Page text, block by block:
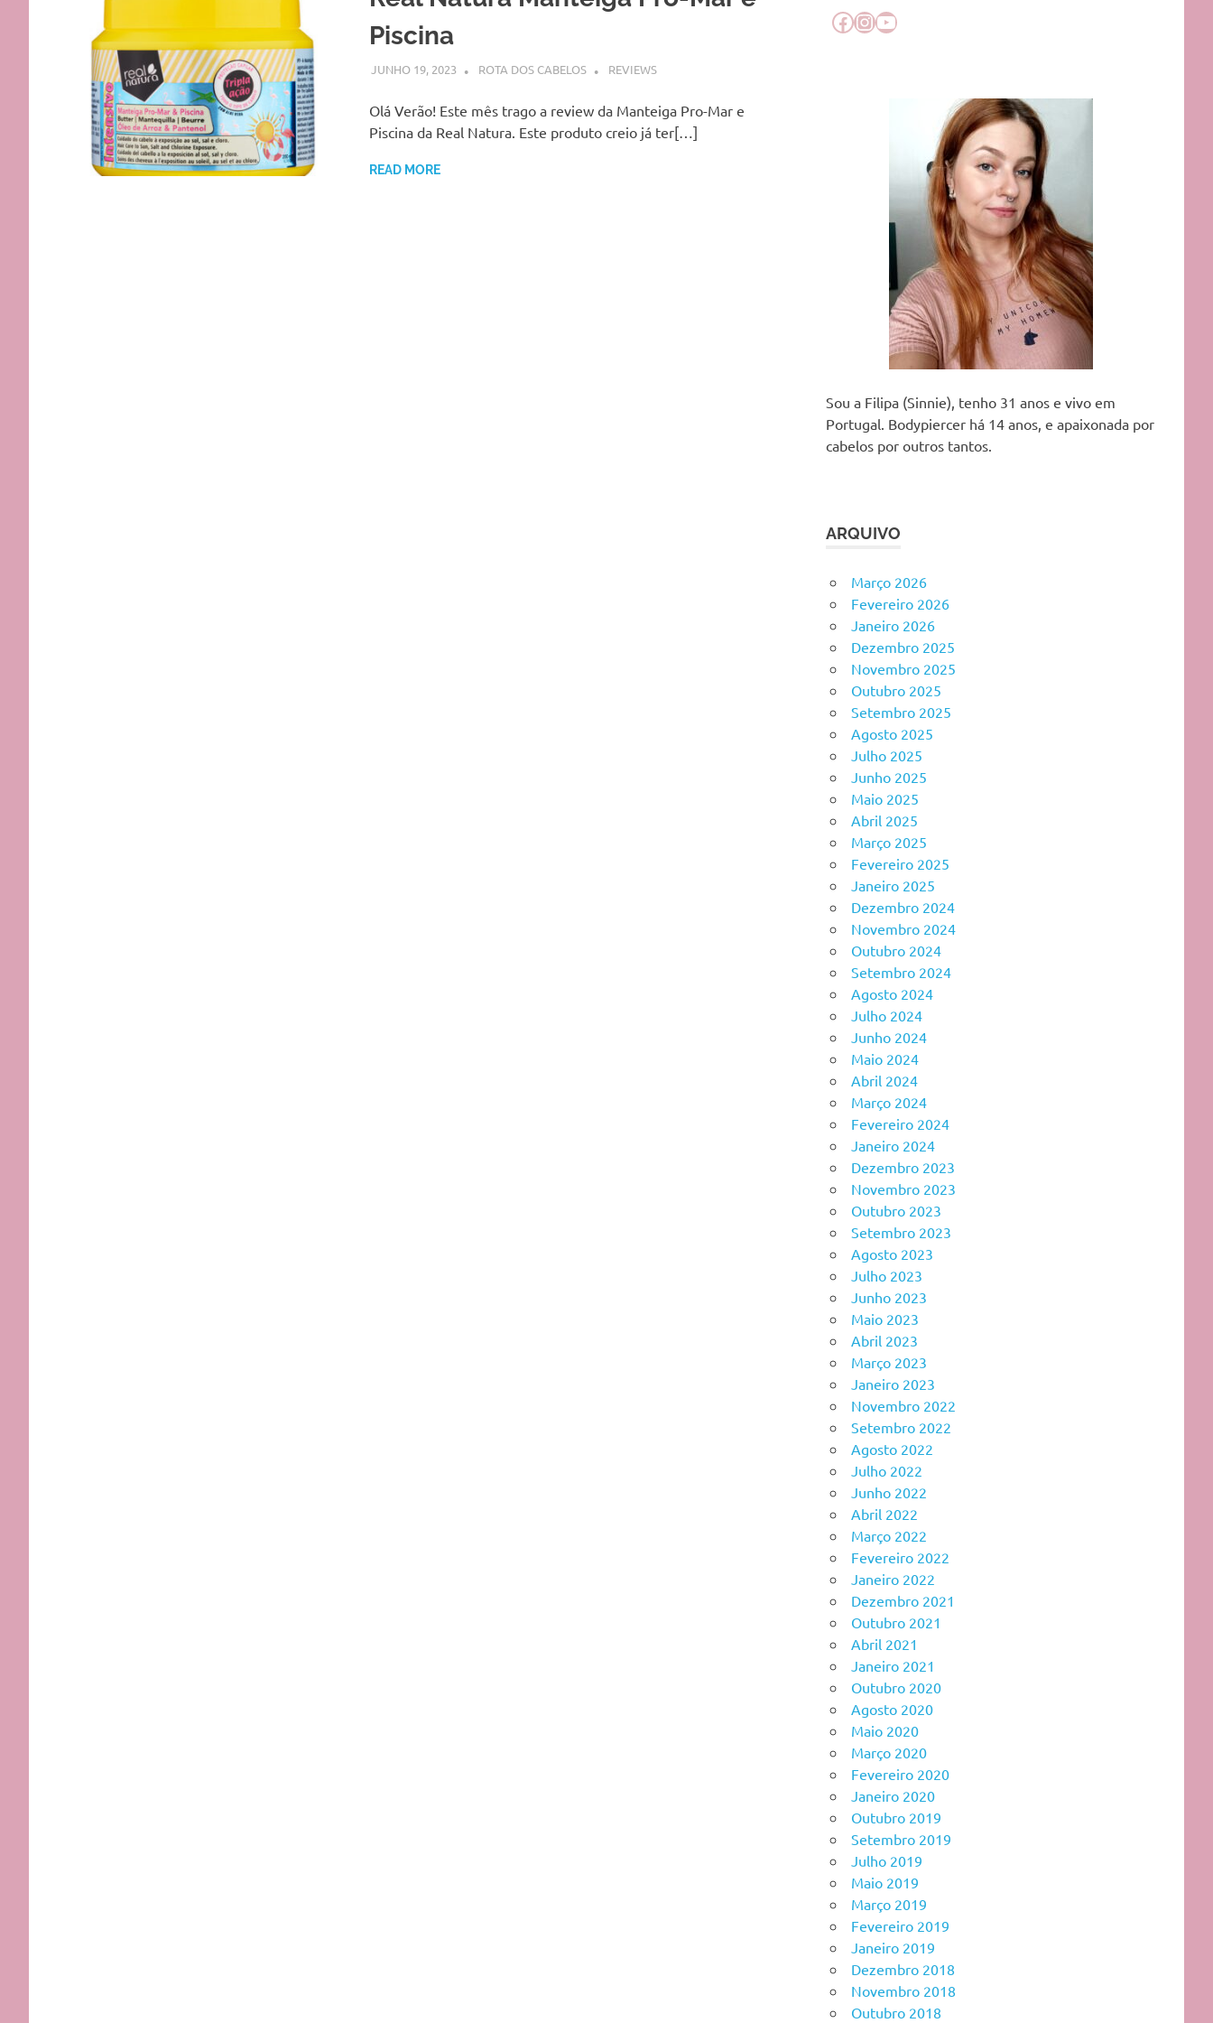
Piscina
JUNHO 19, 2023 ROTA DOS CABELOS REVIEWS
Olá Verão! Este mês trago a review da Manteiga Pro-Mar e
Piscina da Real Natura. Este produto creio já ter[…]
READ MORE
Facebook
Instagram
YouTube
Sou a Filipa (Sinnie), tenho 31 anos e vivo em
Portugal. Bodypiercer há 14 anos, e apaixonada por
cabelos por outros tantos.
ARQUIVO
Março 2026
Fevereiro 2026
Janeiro 2026
Dezembro 2025
Novembro 2025
Outubro 2025
Setembro 2025
Agosto 2025
Julho 2025
Junho 2025
Maio 2025
Abril 2025
Março 2025
Fevereiro 2025
Janeiro 2025
Dezembro 2024
Novembro 2024
Outubro 2024
Setembro 2024
Agosto 2024
Julho 2024
Junho 2024
Maio 2024
Abril 2024
Março 2024
Fevereiro 2024
Janeiro 2024
Dezembro 2023
Novembro 2023
Outubro 2023
Setembro 2023
Agosto 2023
Julho 2023
Junho 2023
Maio 2023
Abril 2023
Março 2023
Janeiro 2023
Novembro 2022
Setembro 2022
Agosto 2022
Julho 2022
Junho 2022
Abril 2022
Março 2022
Fevereiro 2022
Janeiro 2022
Dezembro 2021
Outubro 2021
Abril 2021
Janeiro 2021
Outubro 2020
Agosto 2020
Maio 2020
Março 2020
Fevereiro 2020
Janeiro 2020
Outubro 2019
Setembro 2019
Julho 2019
Maio 2019
Março 2019
Fevereiro 2019
Janeiro 2019
Dezembro 2018
Novembro 2018
Outubro 2018